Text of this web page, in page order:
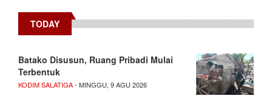
TODAY
Batako Disusun, Ruang Pribadi Mulai
Terbentuk
KODIM SALATIGA- MINGGU, 9 AGU 2026